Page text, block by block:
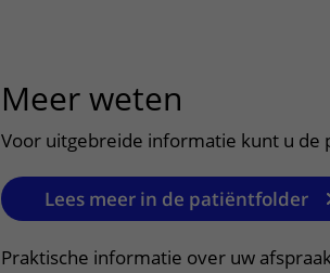
Meer weten
Voor uitgebreide informatie kunt u
Lees meer in de patiëntfolder
Praktische informatie over uw